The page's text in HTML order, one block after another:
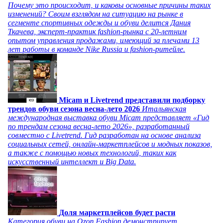
Почему это происходит, и каковы основные причины таких
изменений? Своим взглядом на ситуацию на рынке в
сегменте спортивных одежды и обуви делится Дания
Ткачева, эксперт-практик fashion-рынка с 20-летним
опытом управления продажами, имеющий за плечами 13
лет работы в команде Nike Russia и fashion-ритейле.
Micam и Livetrend представили подборку
трендов обуви сезона весна-лето 2026 Итальянская
международная выставка обуви Micam представляет «Гид
по трендам сезона весна-лето 2026», разработанный
совместно с Livetrend. Гид разработан на основе анализа
социальных сетей, онлайн-маркетплейсов и модных показов,
а также с помощью новых технологий, таких как
искусственный интеллект и Big Data.
Доля маркетплейсов будет расти
Категория обуви на Ozon Fashion демонстрирует